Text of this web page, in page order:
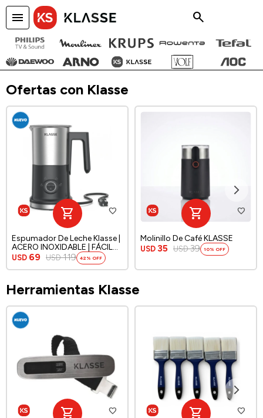
menu
Ofertas con Klasse
Espumador De Leche Klasse |
ACERO INOXIDABLE | FÁCIL
LIMPIEZA
USD 69 USD 119 42
Molinillo De Café KLASSE
USD 35 USD 39 10
Herramientas Klasse
close